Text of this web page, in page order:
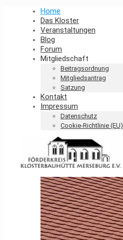
Home
Das Kloster
Veranstaltungen
Blog
Forum
Mitgliedschaft
Beitragsordnung
Mitgliedsantrag
Satzung
Kontakt
Impressum
Datenschutz
Cookie-Richtlinie (EU)